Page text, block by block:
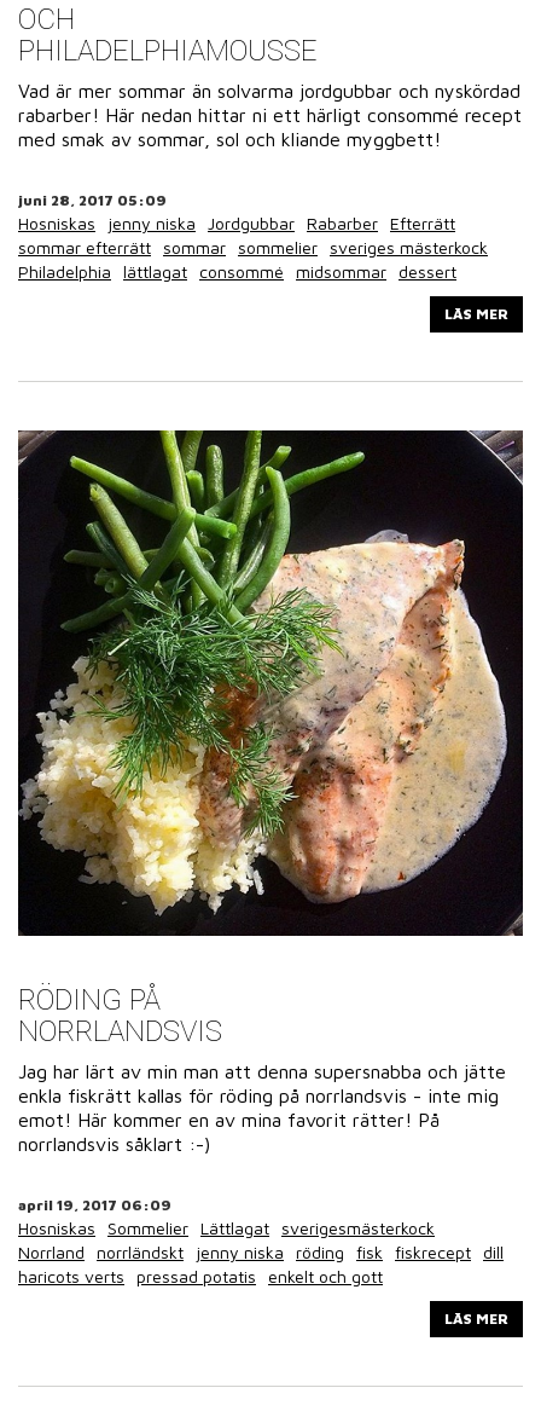
OCH
PHILADELPHIAMOUSSE
Vad är mer sommar än solvarma jordgubbar och nyskördad
rabarber! Här nedan hittar ni ett härligt consommé recept
med smak av sommar, sol och kliande myggbett!
juni 28, 2017 05:09
Hosniskas jenny niska Jordgubbar Rabarber Efterrätt
sommar efterrätt
sommar sommelier
sveriges mästerkock
Philadelphia
lättlagat consommé midsommar dessert
LÄS MER
RÖDING PÅ
NORRLANDSVIS
Jag har lärt av min man att denna supersnabba och jätte
enkla fiskrätt kallas för röding på norrlandsvis - inte mig
emot! Här kommer en av mina favorit rätter! På
norrlandsvis såklart :-)
april 19, 2017 06:09
Hosniskas Sommelier Lättlagat
sverigesmästerkock
Norrland
norrländskt jenny niska röding fisk fiskrecept
dill
haricots verts
pressad potatis enkelt och gott
LÄS MER